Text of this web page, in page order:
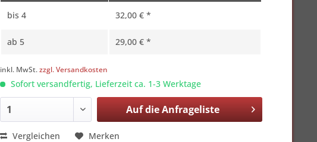
bis4 32,00 € *
ab 5 29,00 € *
inkl. MwSt.zzgl. Versandkosten
Sofort versandfertig, Lieferzeit ca. 1-3 Werktage
Auf dieAnfrageliste
Vergleichen Merken